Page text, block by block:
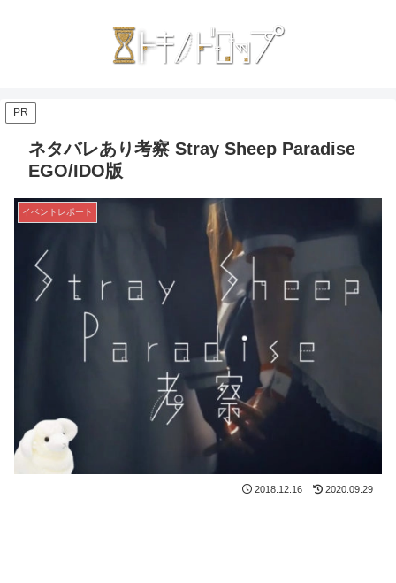
PR
ネタバレあり考察 Stray Sheep Paradise
EGO/IDO版
イベントレポート
2018.12.16 2020.09.29